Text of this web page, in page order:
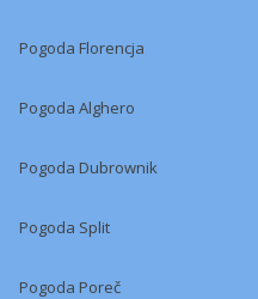
Pogoda Florencja
Pogoda Alghero
Pogoda Dubrownik
Pogoda Split
Pogoda Poreč